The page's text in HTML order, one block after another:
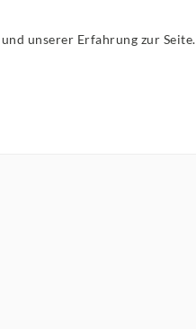
unserer Erfahrung zur Seite.